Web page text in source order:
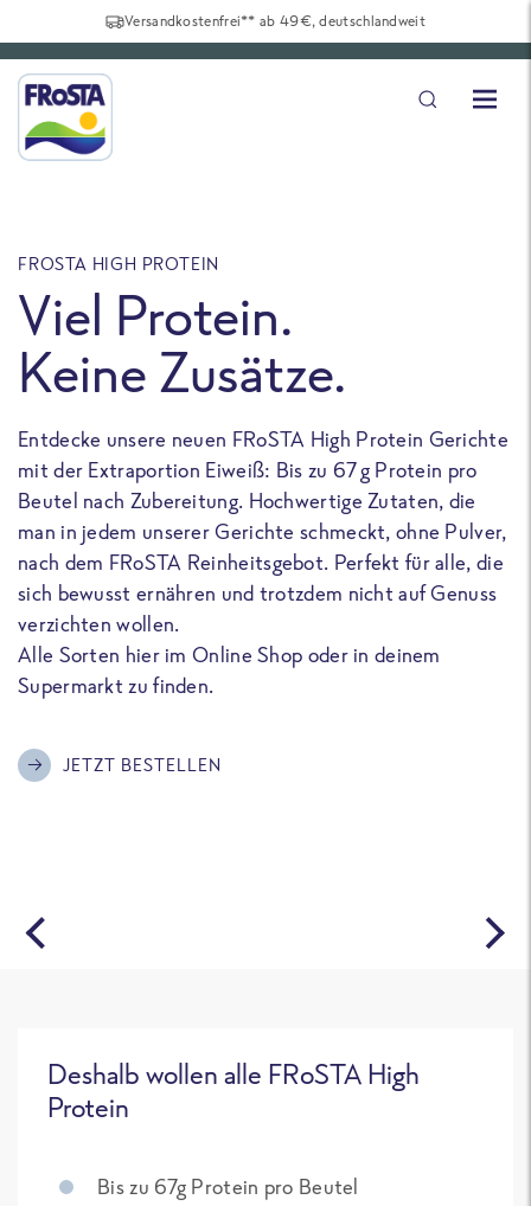
Versandkostenfrei** ab 49€, deutschlandweit
FROSTA HIGH PROTEIN
Viel Protein.
Keine Zusätze.
Entdecke unsere neuen FRoSTA High Protein Gerichte
mit der Extraportion Eiweiß: Bis zu 67 g Protein pro
Beutel nach Zubereitung. Hochwertige Zutaten, die
man in jedem unserer Gerichte schmeckt, ohne Pulver,
nach dem FRoSTA Reinheitsgebot. Perfekt für alle, die
sich bewusst ernähren und trotzdem nicht auf Genuss
verzichten wollen.
Alle Sorten hier im Online Shop oder in deinem
Supermarkt zu finden.
JETZT BESTELLEN
Deshalb wollen alle FRoSTA High
Protein
Bis zu 67g Protein pro Beutel